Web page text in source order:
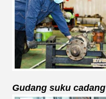
Gudang suku cadang